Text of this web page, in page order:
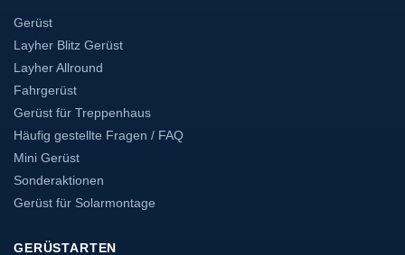
Gerüst
Layher Blitz Gerüst
Layher Allround
Fahrgerüst
Gerüst für Treppenhaus
Häufig gestellte Fragen / FAQ
Mini Gerüst
Sonderaktionen
Gerüst für Solarmontage
GERÜSTARTEN